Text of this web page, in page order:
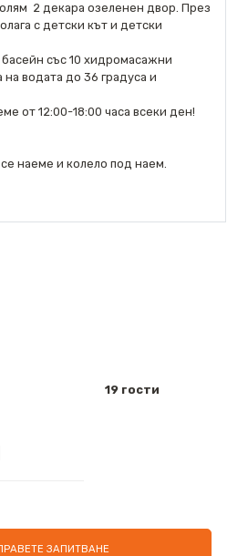
2 декара озеленен двор. През
с детски кът и детски
със 10 хидромасажни
водата до 36 градуса и
от 12:00-18:00 часа всеки ден!
наеме и колело под наем.
19 гости
ЗАПИТВАНЕ